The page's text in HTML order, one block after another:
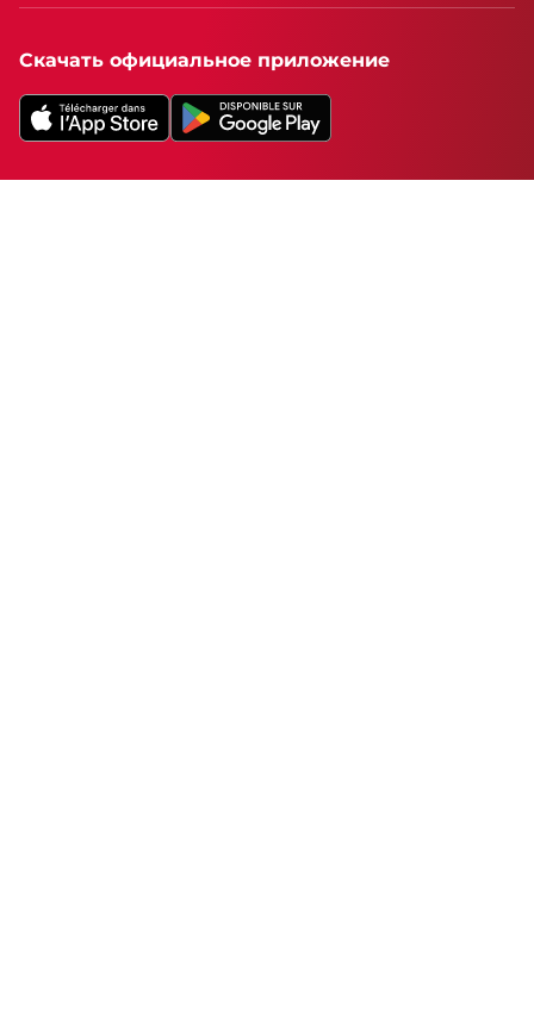
Скачать официальное приложение